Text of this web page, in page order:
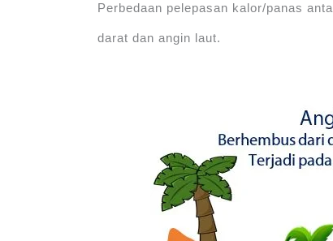
Perbedaan pelepasan kalor/panas
darat dan angin laut.